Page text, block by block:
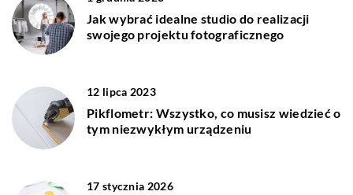
Jak wybrać idealne studio do realizacji
swojego projektu fotograficznego
12 lipca 2023
Pikflometr: Wszystko, co musisz wiedzieć o
tym niezwykłym urządzeniu
17 stycznia 2026